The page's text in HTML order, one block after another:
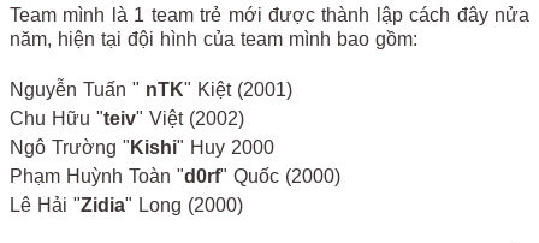
Team mình là 1 team trẻ mới được thành lập cách đây nửa
năm, hiện tại đội hình của team mình bao gồm:
Nguyễn Tuấn " nTK" Kiệt (2001)
Chu Hữu "teiv" Việt (2002)
Ngô Trường " Kishi" Huy 2000
Phạm Huỳnh Toàn "d0rf" Quốc (2000)
Lê Hải "Zidia" Long (2000)